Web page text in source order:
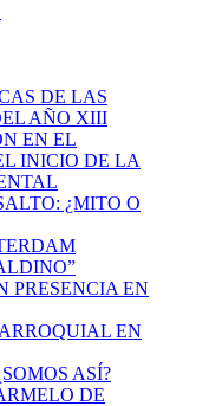
DE LAS
AÑO XIII
EN EL
INICIO DE LA
¿MITO O
PRESENCIA EN
EN
ASÍ?
DE